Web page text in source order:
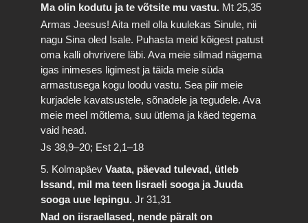
Ma olin kodutu ja te võtsite mu vastu. Mt 25,35
Armas Jeesus! Aita meil olla kuulekas Sinule, nii
nagu Sina oled Isale. Puhasta meid kõigest patust
oma kalli ohvrivere läbi. Ava meie silmad nägema
igas inimeses ligimest ja täida meie süda
armastusega kogu loodu vastu. Sea piir meie
kurjadele kavatsustele, sõnadele ja tegudele. Ava
meie meel mõtlema, suu ütlema ja käed tegema
vaid head.
Js 38,9–20; Est 2,1–18
5. KolmapäevVaata, päevad tulevad, ütleb
Issand, mil ma teen Iisraeli sooga ja Juuda
sooga uue lepingu.Jr 31,31
Nad on iisraellased, nende päralt on